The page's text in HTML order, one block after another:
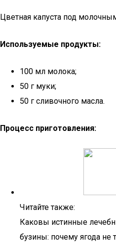
Цветная капуста под
Используемые продукты:
100 мл молока;
50 г муки;
50 г сливочного масла.
Процесс приготовления:
Читайте также:
Каковы истинные
бузины: почему ягода не